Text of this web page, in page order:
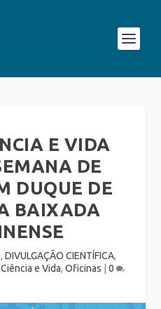
E VIDA
DE
DUQUE DE
BAIXADA
, DIVULGAÇÃO CIENTÍFICA,
e Vida, Oficinas 0